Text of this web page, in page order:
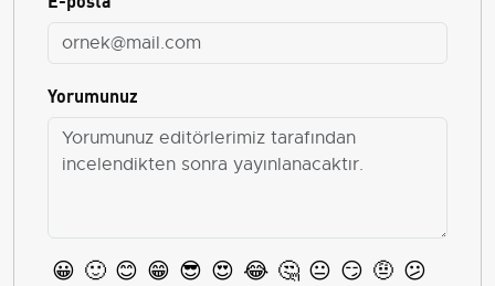
Yorumunuz
😀 🙂 😊 😁 😎 😍 😂 🤔 😐 😏 🤨 😕